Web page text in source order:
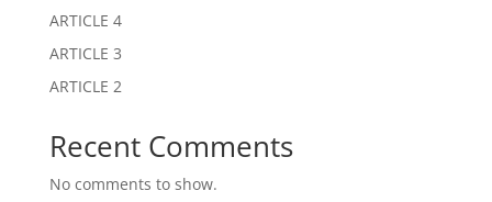
ARTICLE 4
ARTICLE 3
ARTICLE 2
Recent Comments
No comments to show.